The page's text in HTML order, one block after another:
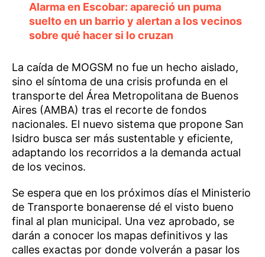
Alarma en Escobar: apareció un puma
suelto en un barrio y alertan a los vecinos
sobre qué hacer si lo cruzan
La caída de MOGSM no fue un hecho aislado,
sino el síntoma de una crisis profunda en el
transporte del Área Metropolitana de Buenos
Aires (AMBA) tras el recorte de fondos
nacionales. El nuevo sistema que propone San
Isidro busca ser más sustentable y eficiente,
adaptando los recorridos a la demanda actual
de los vecinos.
Se espera que en los próximos días el Ministerio
de Transporte bonaerense dé el visto bueno
final al plan municipal. Una vez aprobado, se
darán a conocer los mapas definitivos y las
calles exactas por donde volverán a pasar los